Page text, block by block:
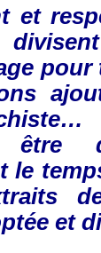
et
divisent
pour
être
le
et